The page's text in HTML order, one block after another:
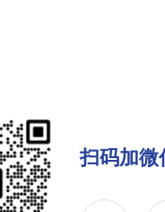
扫码加微